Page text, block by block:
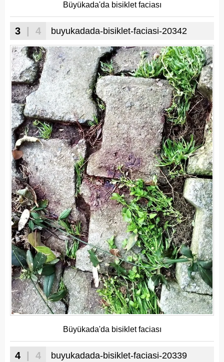
Büyükada'da bisiklet faciası
3 | 4 buyukadada-bisiklet-faciasi-20342
Büyükada'da bisiklet faciası
4 | 4 buyukadada-bisiklet-faciasi-20339